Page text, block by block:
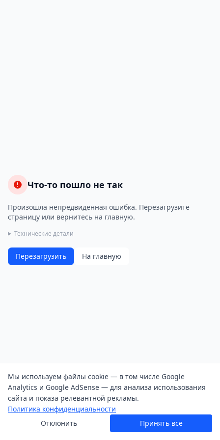
Что-то пошло не так
Произошла непредвиденная ошибка. Перезагрузите
страницу или вернитесь на главную.
Технические детали
Перезагрузить На главную
Мы используем файлы cookie — в том числе Google
Analytics и Google AdSense — для анализа использования
сайта и показа релевантной рекламы.
Политика конфиденциальности
Отклонить
Принять все